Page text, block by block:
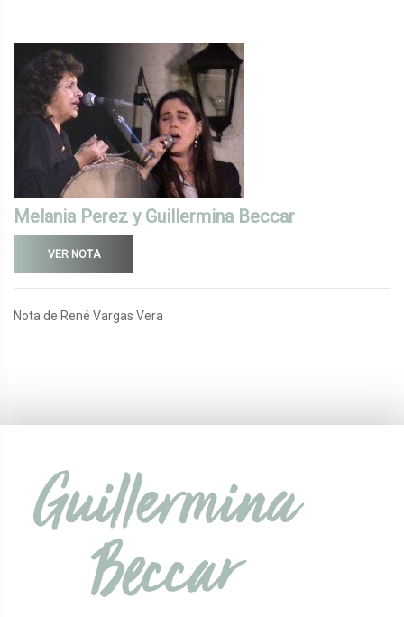
Melania Perez y Guillermina Beccar
VER NOTA
Nota de René Vargas Vera